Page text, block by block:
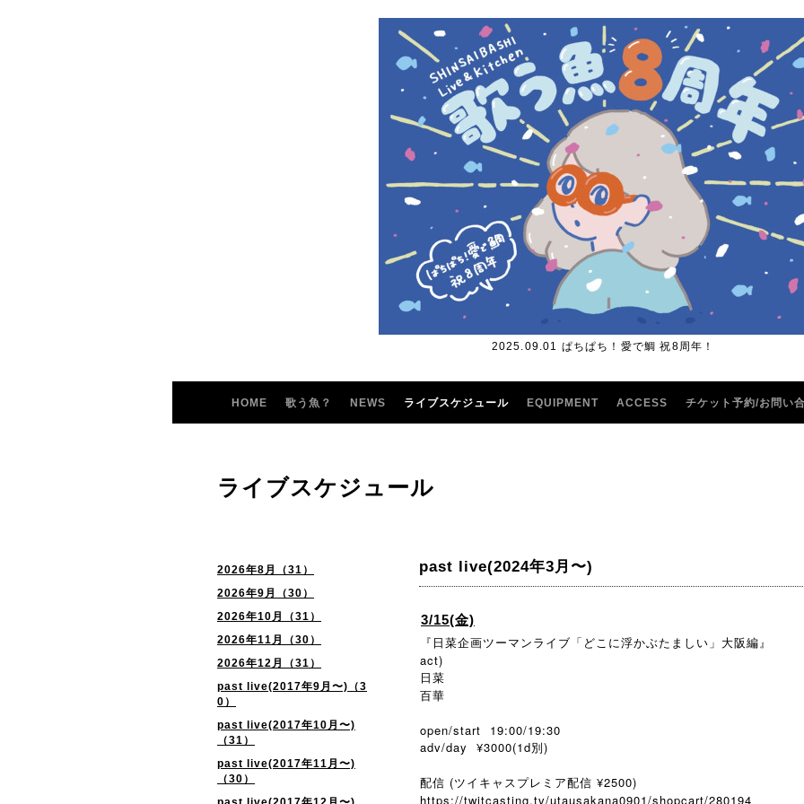
2025.09.01 ぱちぱち！愛で鯛 祝8周年！
HOME 歌う魚？ NEWS ライブスケジュール EQUIPMENT ACCESS チケット予約/お問い
2026年8月（31）
2026年9月（30）
2026年10月（31）
2026年11月（30）
2026年12月（31）
past live(2017年9月〜)（3
0）
past live(2017年10月〜)
（31）
past live(2017年11月〜)
（30）
ライブスケジュール
past live(2024年3月〜)
3/15(金)
『日菜企画ツーマンライブ「どこに浮かぶたましい」大阪編』
act)
日菜
百華
open/start 19:00/19:30
adv/day ¥3000(1d別)
配信 (ツイキャスプレミア配信 ¥2500)
https://twitcasting.tv/utausakana0901/shopcart/280194